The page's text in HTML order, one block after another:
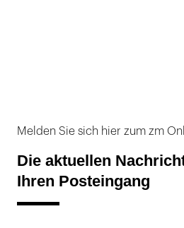
Melden Sie sich hier zum zm
Die aktuellen
Ihren Posteingang